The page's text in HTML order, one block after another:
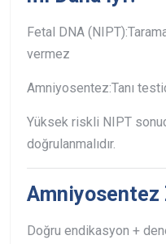
Fetal DNA (NIPT):
vermez
Amniyosentez:Tanı
Yüksek riskli NIPT
doğrulanmalıdır.
Amniyosentez
Doğru endikasyon +